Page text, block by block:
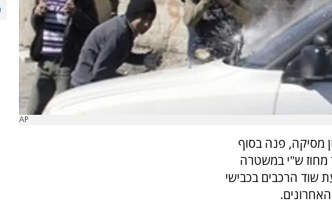
AP
מסיקה, פנה בסוף
מחוז ש"י במשטרה
שוד הרכבים בכבישי